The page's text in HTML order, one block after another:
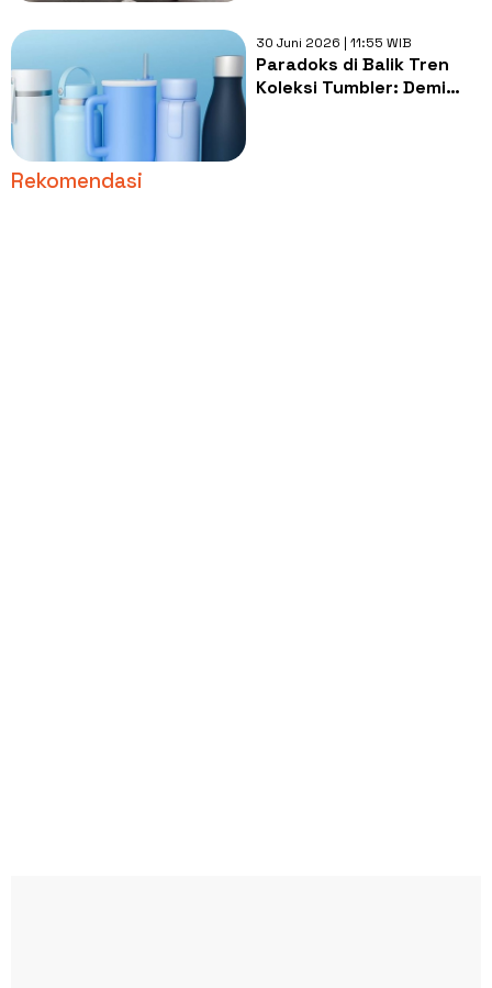
30 Juni 2026 | 11:55 WIB
Paradoks di Balik Tren
Koleksi Tumbler: Demi
Rekomendasi